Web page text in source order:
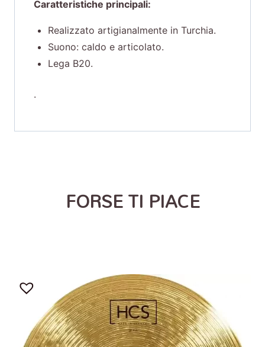
Caratteristiche principali:
Realizzato artigianalmente in Turchia.
Suono: caldo e articolato.
Lega B20.
.
FORSE TI PIACE